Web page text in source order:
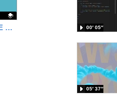
GRADUACIÓN FUENTE DE LA VILLA 6º C 2026 00′ 05″
05′ 37″